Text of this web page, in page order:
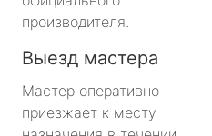
производителя.
Выезд мастера
Мастер оперативно
приезжает к месту